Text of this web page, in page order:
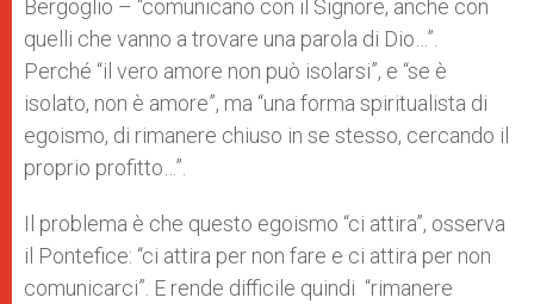
Bergoglio – “comunicano con il Signore, anche con
quelli che vanno a trovare una parola di Dio…”.
Perché “il vero amore non può isolarsi”, e “se è
isolato, non è amore”, ma “una forma spiritualista di
egoismo, di rimanere chiuso in se stesso, cercando il
proprio profitto…”.
Il problema è che questo egoismo “ci attira”, osserva
il Pontefice: “ci attira per non fare e ci attira per non
comunicarci”. E rende difficile quindi “rimanere